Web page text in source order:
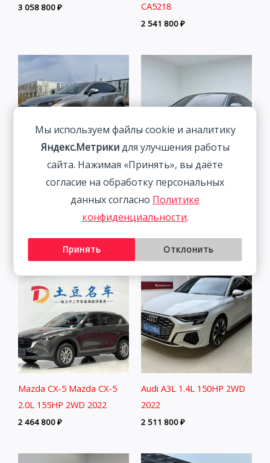
3 058 800₽ CA5218
2 541 800₽
Lexus NX200 Trendy
Edition 2.0L 150HP 4WD
Volkswagen Lamando 1.4T
150HP 2WD 2022 | Синий
| Арт. CA6673
Mazda CX-5 Mazda CX-5
2.0L 155HP 2WD 2022
2 464 800₽
Audi A3L 1.4L 150HP 2WD
2022
2 511 800₽
Мы используем файлы cookie и аналитику
Яндекс.Метрикидля улучшения работы
сайта. Нажимая «Принять», вы даёте
согласие на обработку персональных
данных согласно Политике
конфиденциальности.
Принять Отклонить